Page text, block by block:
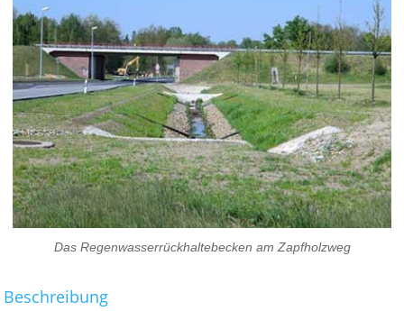
Das Regenwasserrückhaltebecken am Zapfholzweg
Beschreibung